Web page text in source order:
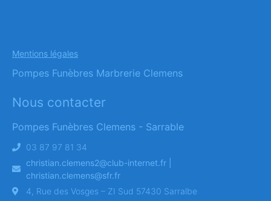
Mentions légales
Pompes Funèbres Marbrerie Clemens
Nous contacter
Pompes Funèbres Clemens - Sarrable
03 87 97 81 34
christian.clemens2@club-internet.fr |
christian.clemens@sfr.fr
4, Rue des Vosges – ZI Sud 57430 Sarralbe